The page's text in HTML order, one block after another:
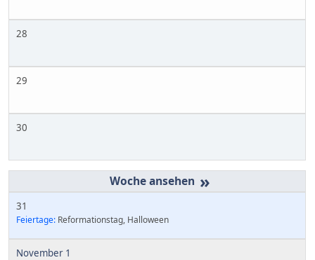
28
29
30
»
31
Feiertage: Reformationstag, Halloween
November 1